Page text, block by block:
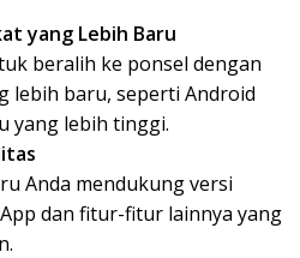
yang Lebih Baru
beralih ke ponsel dengan
lebih baru, seperti Android
yang lebih tinggi.
Anda mendukung versi
dan fitur-fitur lainnya yang